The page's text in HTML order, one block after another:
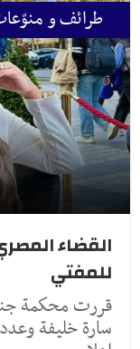
طرائف و
القضاء
للمفتي
قررت محكمة
سارة خليفة